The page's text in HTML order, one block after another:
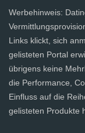
Werbehinweis:
Links klickt, sich
gelisteten Portal
übrigens keine
die Performance,
Einfluss auf die
gelisteten Produkte